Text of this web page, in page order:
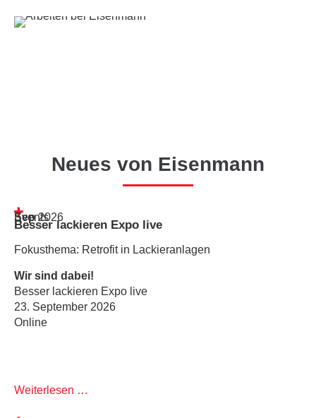
Neues von Eisenmann
Sep 2026
Events
Besser lackieren Expo live
Fokusthema: Retrofit in Lackieranlagen
Wir sind dabei!
Besser lackieren Expo live
23. September 2026
Online
Weiterlesen …